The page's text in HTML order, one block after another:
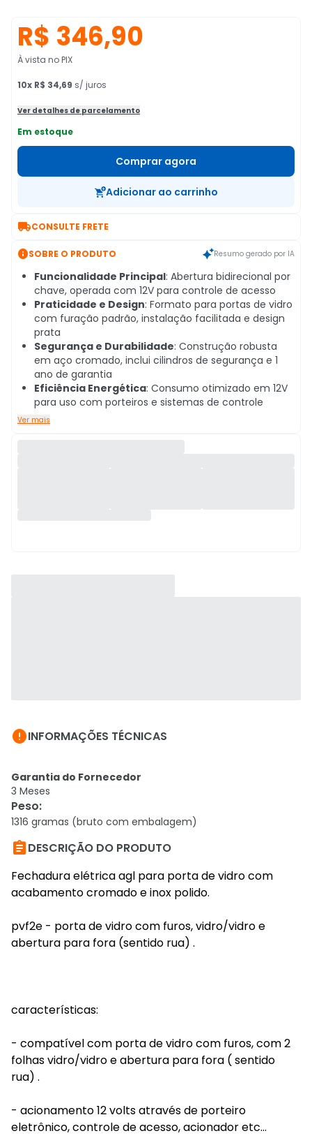
R$ 346,90
À vista no PIX
10x R$ 34,69 s/ juros
Ver detalhes de parcelamento
Em estoque
Comprar agora
Adicionar ao carrinho
CONSULTE FRETE
SOBRE O PRODUTO Resumo gerado por IA
Funcionalidade Principal: Abertura bidirecional por
chave, operada com 12V para controle de acesso
Praticidade e Design: Formato para portas de vidro
com furação padrão, instalação facilitada e design
prata
Segurança e Durabilidade: Construção robusta
em aço cromado, inclui cilindros de segurança e 1
ano de garantia
Eficiência Energética: Consumo otimizado em 12V
para uso com porteiros e sistemas de controle
Ver mais
INFORMAÇÕES TÉCNICAS
Garantia do Fornecedor
3 Meses
Peso:
1316 gramas (bruto com embalagem)
DESCRIÇÃO DO PRODUTO
Fechadura elétrica agl para porta de vidro com
acabamento cromado e inox polido.
pvf2e - porta de vidro com furos, vidro/vidro e
abertura para fora (sentido rua) .
características:
- compatível com porta de vidro com furos, com 2
folhas vidro/vidro e abertura para fora ( sentido
rua) .
- acionamento 12 volts através de porteiro
eletrônico, controle de acesso, acionador etc...